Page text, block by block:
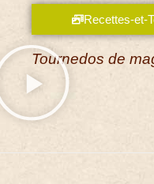
Recettes-et-
Tournedos de